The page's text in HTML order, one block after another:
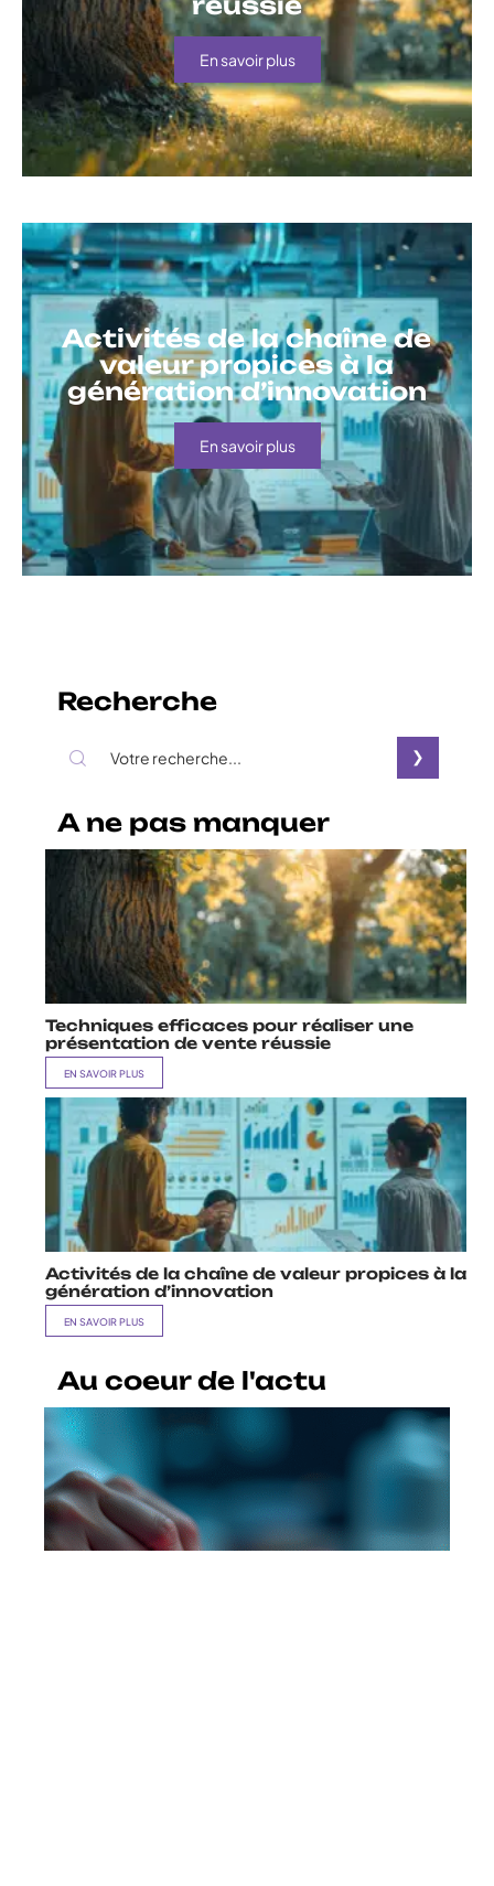
En savoir plus
Activités de la chaîne de
valeur propices à la
génération d’innovation
En savoir plus
Recherche
A ne pas manquer
Techniques efficaces pour réaliser une
présentation de vente réussie
EN SAVOIR PLUS
Activités de la chaîne de valeur propices à la
génération d’innovation
EN SAVOIR PLUS
Au coeur de l'actu